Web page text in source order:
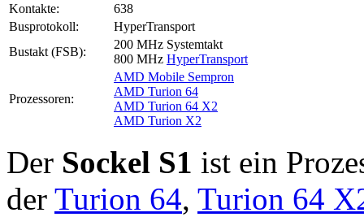
Kontakte:
638
Busprotokoll:
HyperTransport
Bustakt (FSB):
200 MHz Systemtakt
800 MHz HyperTransport
Prozessoren:
AMD Mobile Sempron
AMD Turion 64
AMD Turion 64 X2
AMD Turion X2
Der Sockel S1 ist ein
der Turion 64, Turion 64